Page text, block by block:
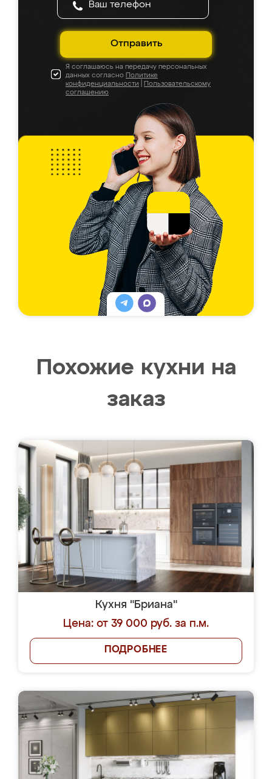
Отправить
Я соглашаюсь на передачу персональных
данных согласно Политике
конфиденциальности
Пользовательскому
соглашению
Похожие кухни на
заказ
Кухня "Бриана"
Цена: от 39 000 руб. за п.м.
ПОДРОБНЕЕ